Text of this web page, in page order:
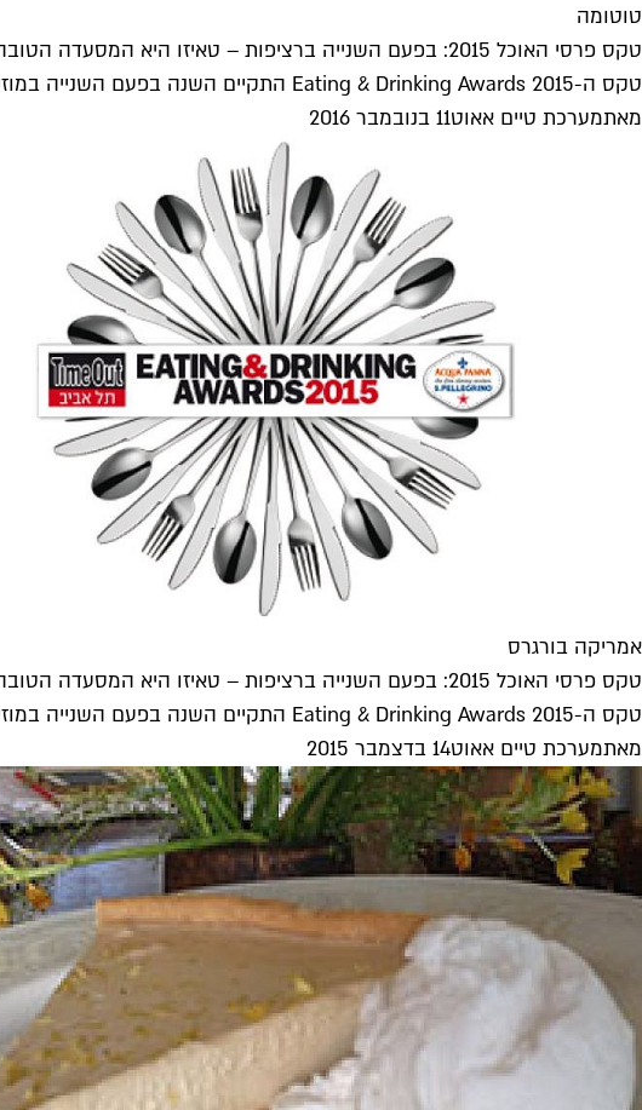
טוטומה
טקס פרסי האוכל 2015: בפעם השנייה ברציפות – טאיזו היא המסעדה הטובה ביותר
טקס ה-Eating & Drinking Awards 2015 התקיים השנה בפעם השנייה במוזיאון תל אביב, ובו הוענקו פרסים ב-37 קטגוריות שונות. מי זכה...
מאתמערכת טיים אאוט11 בנובמבר 2016
אמריקה בורגרס
טקס פרסי האוכל 2015: בפעם השנייה ברציפות – טאיזו היא המסעדה הטובה ביותר
טקס ה-Eating & Drinking Awards 2015 התקיים השנה בפעם השנייה במוזיאון תל אביב, ובו הוענקו פרסים ב-37 קטגוריות שונות. מי זכה...
מאתמערכת טיים אאוט14 בדצמבר 2015